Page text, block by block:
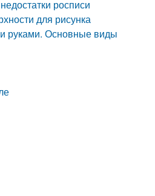
росписи
для рисунка
руками. Основные виды